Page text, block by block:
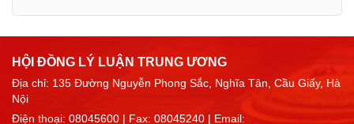
HỘI ĐỒNG LÝ LUẬN TRUNG ƯƠNG
Địa chỉ: 135 Đường Nguyễn Phong Sắc, Nghĩa Tân, Cầu Giấy, Hà
Nội
Điện thoại: 08045600 | Fax: 08045240 | Email: